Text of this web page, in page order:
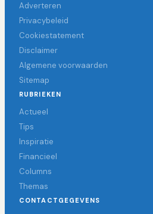
Adverteren
Privacybeleid
Cookiestatement
Disclaimer
Algemene voorwaarden
Sitemap
RUBRIEKEN
Actueel
Tips
Inspiratie
Financieel
Columns
Themas
CONTACTGEGEVENS